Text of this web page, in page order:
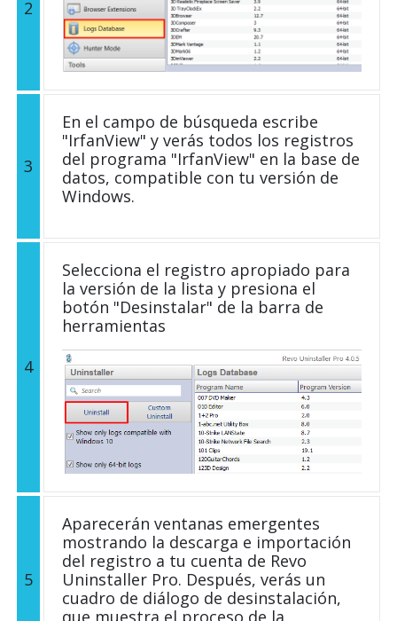
2
3
En el campo de búsqueda escribe
"IrfanView" y verás todos los registros
del programa "IrfanView" en la base de
datos, compatible con tu versión de
Windows.
4
Selecciona el registro apropiado para
la versión de la lista y presiona el
botón "Desinstalar" de la barra de
herramientas
5
Aparecerán ventanas emergentes
mostrando la descarga e importación
del registro a tu cuenta de Revo
Uninstaller Pro. Después, verás un
cuadro de diálogo de desinstalación,